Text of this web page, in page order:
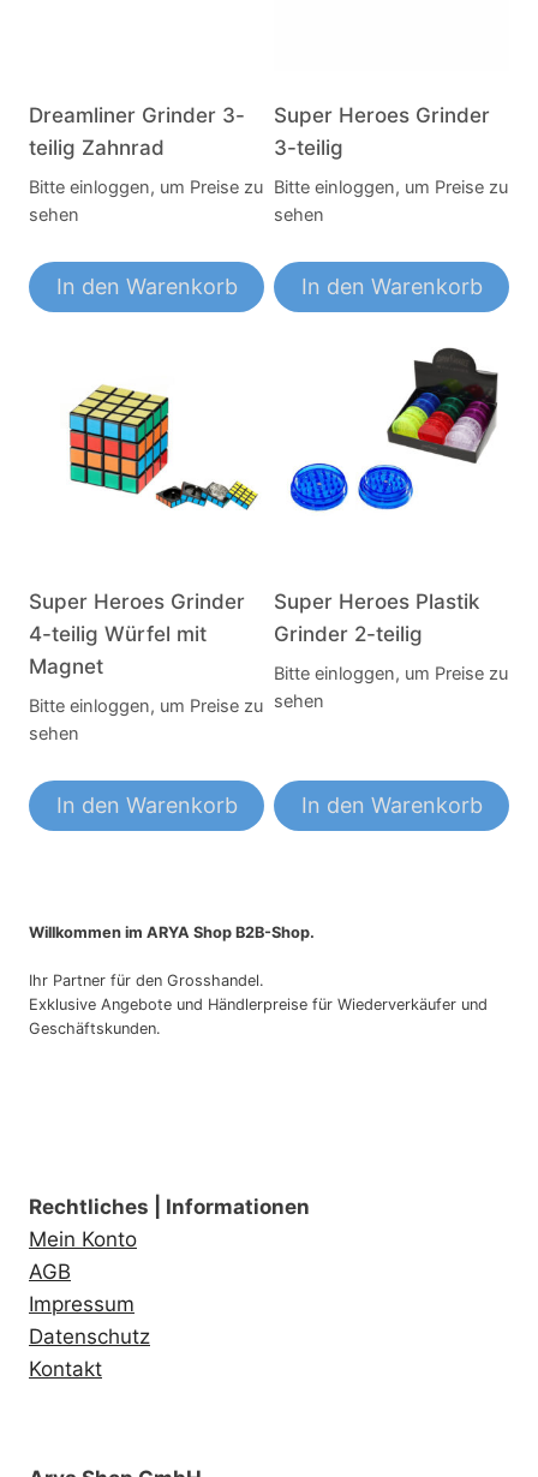
Dreamliner Grinder 3-
teilig Zahnrad
Bitte einloggen, um Preise zu
sehen
In den Warenkorb
Super Heroes Grinder
3-teilig
Bitte einloggen, um Preise zu
sehen
In den Warenkorb
Super Heroes Grinder
4-teilig Würfel mit
Magnet
Bitte einloggen, um Preise zu
sehen
In den Warenkorb
Super Heroes Plastik
Grinder 2-teilig
Bitte einloggen, um Preise zu
sehen
In den Warenkorb
Willkommen im ARYA Shop B2B-Shop.
Ihr Partner für den Grosshandel.
Exklusive Angebote und Händlerpreise für Wiederverkäufer und
Geschäftskunden.
Rechtliches | Informationen
Mein Konto
AGB
Impressum
Datenschutz
Kontakt